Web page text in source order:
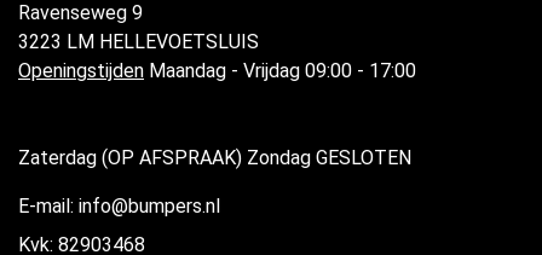
Ravenseweg 9
3223 LM HELLEVOETSLUIS
Openingstijden Maandag - Vrijdag 09:00 - 17:00
Zaterdag (OP AFSPRAAK) Zondag GESLOTEN
E-mail: info@bumpers.nl
Kvk: 82903468